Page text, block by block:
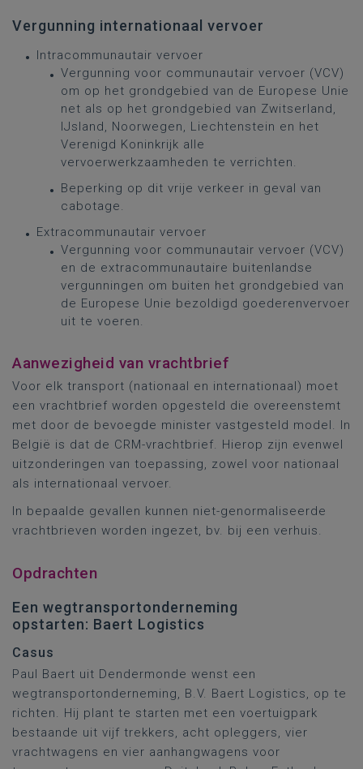
Vergunning internationaal vervoer
Intracommunautair vervoer
Vergunning voor communautair vervoer (VCV)
om op het grondgebied van de Europese Unie
net als op het grondgebied van Zwitserland,
IJsland, Noorwegen, Liechtenstein en het
Verenigd Koninkrijk alle
vervoerwerkzaamheden te verrichten.
Beperking op dit vrije verkeer in geval van
cabotage.
Extracommunautair vervoer
Vergunning voor communautair vervoer (VCV)
en de extracommunautaire buitenlandse
vergunningen om buiten het grondgebied van
de Europese Unie bezoldigd goederenvervoer
uit te voeren.
Aanwezigheid van vrachtbrief
Voor elk transport (nationaal en internationaal) moet
een vrachtbrief worden opgesteld die overeenstemt
met door de bevoegde minister vastgesteld model. In
België is dat de CRM-vrachtbrief. Hierop zijn evenwel
uitzonderingen van toepassing, zowel voor nationaal
als internationaal vervoer.
In bepaalde gevallen kunnen niet-genormaliseerde
vrachtbrieven worden ingezet, bv. bij een verhuis.
Opdrachten
Een wegtransportonderneming
opstarten: Baert Logistics
Casus
Paul Baert uit Dendermonde wenst een
wegtransportonderneming, B.V. Baert Logistics, op te
richten. Hij plant te starten met een voertuigpark
bestaande uit vijf trekkers, acht opleggers, vier
vrachtwagens en vier aanhangwagens voor